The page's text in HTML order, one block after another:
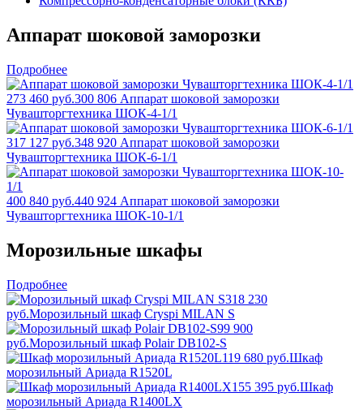
Аппарат шоковой заморозки
Подробнее
273 460 руб.300 806 Аппарат шоковой заморозки
Чувашторгтехника ШОК-4-1/1
317 127 руб.348 920 Аппарат шоковой заморозки
Чувашторгтехника ШОК-6-1/1
400 840 руб.440 924 Аппарат шоковой заморозки
Чувашторгтехника ШОК-10-1/1
Морозильные шкафы
Подробнее
318 230
руб.Морозильный шкаф Cryspi MILAN S
99 900
руб.Морозильный шкаф Polair DB102-S
119 680 руб.Шкаф
морозильный Ариада R1520L
155 395 руб.Шкаф
морозильный Ариада R1400LX